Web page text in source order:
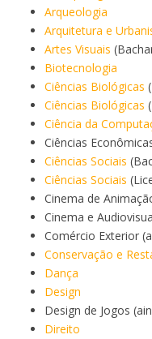
Arqueologia
Arquitetura e
Artes Visuais
Biotecnologia
Ciências Biológicas
Ciências Biológicas
Ciência da
Ciências
Ciências Sociais
Ciências Sociais
Cinema de
Cinema e
Comércio Exterior
Conservação e
Dança
Design
Design de Jogos
Direito